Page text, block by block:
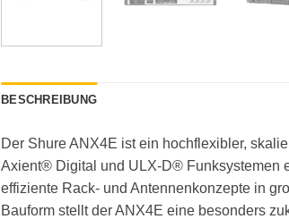
BESCHREIBUNG
Der Shure ANX4E ist ein hochflexibler,
Axient® Digital und ULX-D® Funksystemen
effiziente Rack- und Antennenkonzepte in
Bauform stellt der ANX4E eine besonders